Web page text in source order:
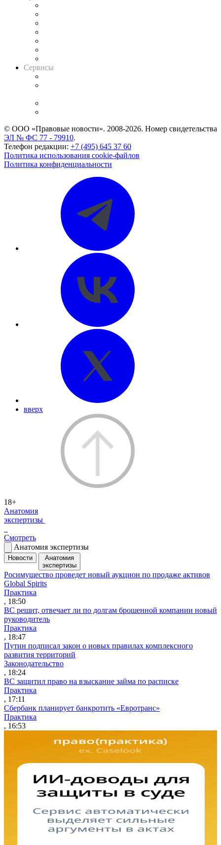
Сервисы
© ООО «Правовые новости». 2008-2026. Номер свидетельства
ЭЛ № ФС 77 - 79910.
Телефон редакции: +7 (495) 645 37 60
Политика использования cookie-файлов
Политика конфиденциальности
вверх
18+
Анатомия
экспертизы
Смотреть
Анатомия экспертизы
Новости
Анатомия
экспертизы
Росимущество проведет новый аукцион по продаже активов
Global Spirits
Практика
, 18:50
ВС решит, отвечает ли по долгам брошенной компании новый
руководитель
Практика
, 18:47
Путин подписал закон о новых правилах комплексного
развития территорий
Законодательство
, 18:24
ВС защитил право на взыскание займа по расписке
Практика
, 17:11
Сбербанк планирует банкротить «Евротранс»
Практика
, 16:53